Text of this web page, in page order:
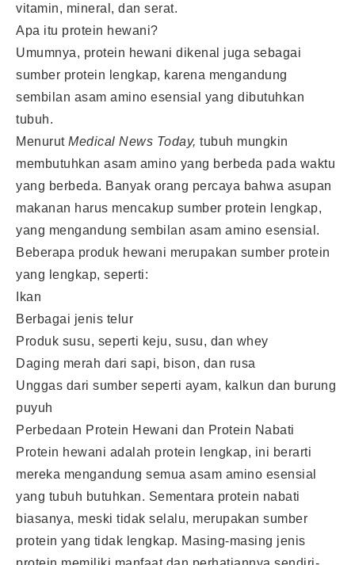
vitamin, mineral, dan serat.
Apa itu protein hewani?
Umumnya, protein hewani dikenal juga sebagai
sumber protein lengkap, karena mengandung
sembilan asam amino esensial yang dibutuhkan
tubuh.
Menurut Medical News Today, tubuh mungkin
membutuhkan asam amino yang berbeda pada waktu
yang berbeda. Banyak orang percaya bahwa asupan
makanan harus mencakup sumber protein lengkap,
yang mengandung sembilan asam amino esensial.
Beberapa produk hewani merupakan sumber protein
yang lengkap, seperti:
Ikan
Berbagai jenis telur
Produk susu, seperti keju, susu, dan whey
Daging merah dari sapi, bison, dan rusa
Unggas dari sumber seperti ayam, kalkun dan burung
puyuh
Perbedaan Protein Hewani dan Protein Nabati
Protein hewani adalah protein lengkap, ini berarti
mereka mengandung semua asam amino esensial
yang tubuh butuhkan. Sementara protein nabati
biasanya, meski tidak selalu, merupakan sumber
protein yang tidak lengkap. Masing-masing jenis